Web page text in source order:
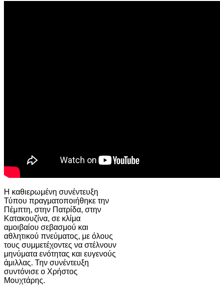
Η καθιερωμένη συνέντευξη
Τύπου πραγματοποιήθηκε την
Πέμπτη, στην Πατρίδα, στην
Κατακουζίνα, σε κλίμα
αμοιβαίου σεβασμού και
αθλητικού πνεύματος, με όλους
τους συμμετέχοντες να στέλνουν
μηνύματα ενότητας και ευγενούς
άμιλλας. Την συνέντευξη
συντόνισε ο Χρήστος
Μουχτάρης.